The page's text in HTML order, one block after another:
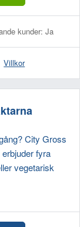
kunder: Ja
Villkor
City Gross
fyra
vegetarisk